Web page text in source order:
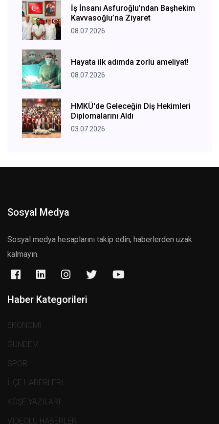
İş İnsanı Asfuroğlu’ndan Başhekim
Kavvasoğlu’na Ziyaret
08.07.2026
Hayata ilk adımda zorlu ameliyat!
08.07.2026
HMKÜ'de Geleceğin Diş Hekimleri
Diplomalarını Aldı
03.07.2026
Sosyal Medya
Sosyal medya hesaplarını takip edin, haberlerden uzak
kalmayın.
Haber Kategorileri
EKONOMİ
GÜNDEM
SPOR
İLÇE HABERLERİ
KÖŞE YAZILARI
VİDEOLU HABERLER